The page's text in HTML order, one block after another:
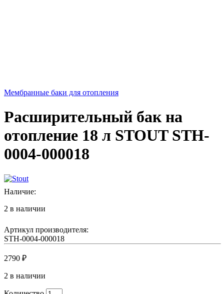
Мембранные баки для отопления
Расширительный бак на
отопление 18 л STOUT STH-
0004-000018
Наличие:
2 в наличии
Артикул производителя:
STH-0004-000018
2790 ₽
2 в наличии